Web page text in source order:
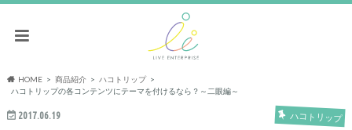
HOME 商品紹介
ハコトリップ
ハコトリップの各コンテンツにテーマを付けるなら？～二眼編～
2017.06.19 ハコトリップ